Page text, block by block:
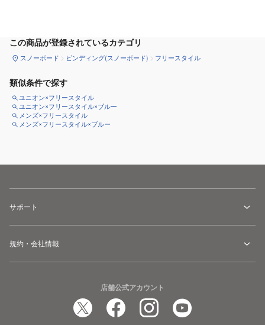
この商品が登録されているカテゴリ
スノーボード ビンディング(スノーボード) フリースタイル
類似条件で探す
ユニオン×フリースタイル
ユニオン×フリースタイル×ブルー
メンズ×フリースタイル
メンズ×フリースタイル×ブルー
サポート
規約・会社情報
店舗公式アカウント